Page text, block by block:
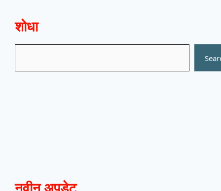
शोधा